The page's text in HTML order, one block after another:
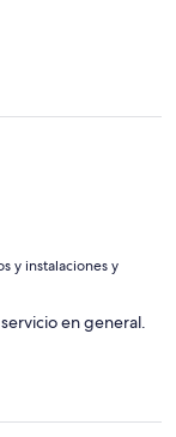
y instalaciones y
en general.